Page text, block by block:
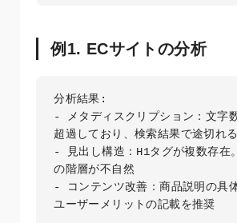
例1. ECサイトの分析
分析結果:
- メタディスクリプション：文字
超過しており、検索結果で途切れ
- 見出し構造：H1タグが複数存在
の階層が不自然
- コンテンツ改善：商品説明の具
ユーザーメリットの記載を推奨